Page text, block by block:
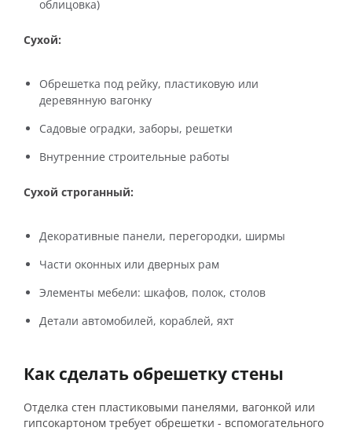
облицовка)
Сухой:
Обрешетка под рейку, пластиковую или
деревянную вагонку
Садовые оградки, заборы, решетки
Внутренние строительные работы
Сухой строганный:
Декоративные панели, перегородки, ширмы
Части оконных или дверных рам
Элементы мебели: шкафов, полок, столов
Детали автомобилей, кораблей, яхт
Как сделать обрешетку стены
Отделка стен пластиковыми панелями, вагонкой или
гипсокартоном требует обрешетки - вспомогательного